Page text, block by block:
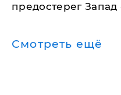
предостерег
Смотреть ещё